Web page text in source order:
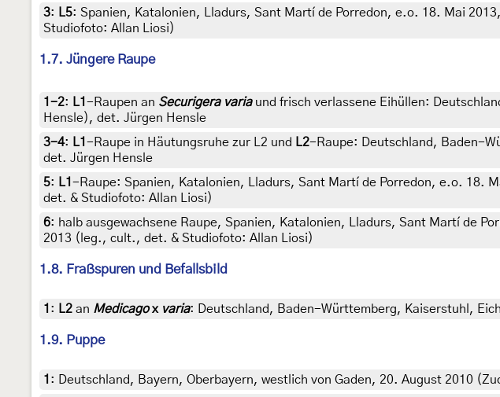
3: L5: Spanien, Katalonien, Lladurs, Sant Martí de Porredon, e.o. 18. Mai
Studiofoto: Allan Liosi)
1.7. Jüngere Raupe
1-2: L1 -Raupen an Securigera variaund frisch verlassene Eihüllen:
Hensle), det. Jürgen Hensle
3-4: L1 -Raupe in Häutungsruhe zur L2 und L2-Raupe: Deutschland, Baden-
det. Jürgen Hensle
5: L1 -Raupe: Spanien, Katalonien, Lladurs, Sant Martí de Porredon, e.o. 18.
det. & Studiofoto: Allan Liosi)
6: halb ausgewachsene Raupe, Spanien, Katalonien, Lladurs, Sant Martí de
2013 (leg., cult., det. & Studiofoto: Allan Liosi)
1.8. Fraßspuren und Befallsbild
1 : L2 an Medicagox varia: Deutschland, Baden-Württemberg, Kaiserstuhl,
1.9. Puppe
1 : Deutschland, Bayern, Oberbayern, westlich von Gaden, 20. August 2010